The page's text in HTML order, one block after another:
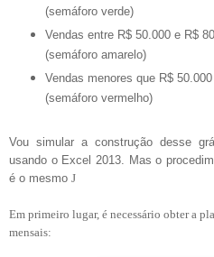
(semáforo verde)
Vendas entre R$ 50.000 e R$
(semáforo amarelo)
Vendas menores que R$
(semáforo vermelho)
Vou simular a construção desse
usando o Excel 2013. Mas o
é o mesmo J
Em primeiro lugar, é necessário obter a
mensais: